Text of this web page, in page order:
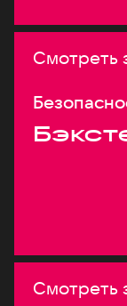
Смотреть
Смотреть